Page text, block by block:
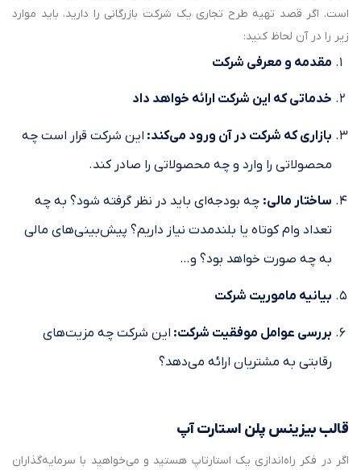
است. اگر قصد تهیه طرح تجاری یک شرکت بازرگانی را دارید، باید موارد
زیر را در آن لحاظ کنید:
مقدمه و معرفی شرکت
خدماتی که این شرکت ارائه خواهد داد
بازاری که شرکت در آن ورود می‌کند: این شرکت قرار است چه
محصولاتی را وارد و چه محصولاتی را صادر کند.
ساختار مالی: چه بودجه‌ای باید در نظر گرفته شود؟ به چه
تعداد وام کوتاه یا بلندمدت نیاز داریم؟ پیش‌بینی‌های مالی
به چه صورت خواهد بود؟ و…
بیانیه ماموریت شرکت
بررسی عوامل موفقیت شرکت: این شرکت چه مزیت‌های
رقابتی به مشتریان ارائه می‌دهد؟
قالب بیزینس پلن استارت آپ
اگر در فکر راه‌اندازی یک استارتاپ هستید و می‌خواهید با سرمایه‌گذاران